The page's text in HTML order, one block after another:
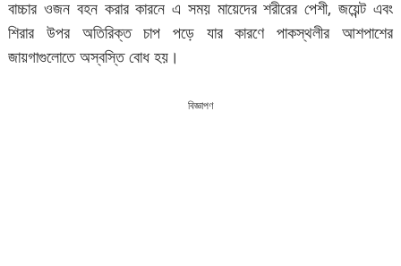
বাচ্চার ওজন বহন করার কারনে এ সময় মায়েদের শরীরের পেশী, জয়েন্ট এবং
শিরার উপর অতিরিক্ত চাপ পড়ে যার কারণে পাকস্থলীর আশপাশের
জায়গাগুলোতে অস্বস্তি বোধ হয়।
বিজ্ঞাপণ